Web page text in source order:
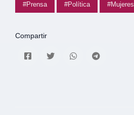
#Prensa #Política #Mujeres
Compartir